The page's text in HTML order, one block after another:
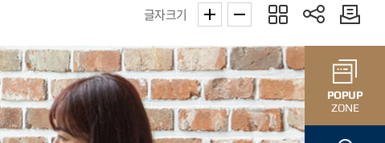
POPUP
ZONE
글자크기